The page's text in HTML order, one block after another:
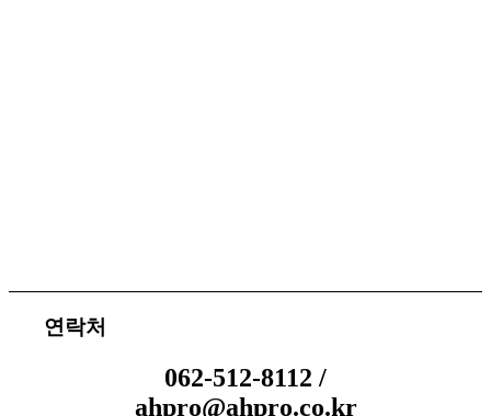
연락처
062-512-8112 /
ahpro@ahpro.co.kr